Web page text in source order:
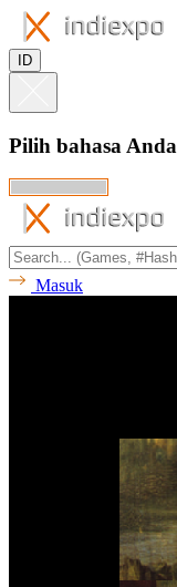
ID
Pilih bahasa Anda
Masuk